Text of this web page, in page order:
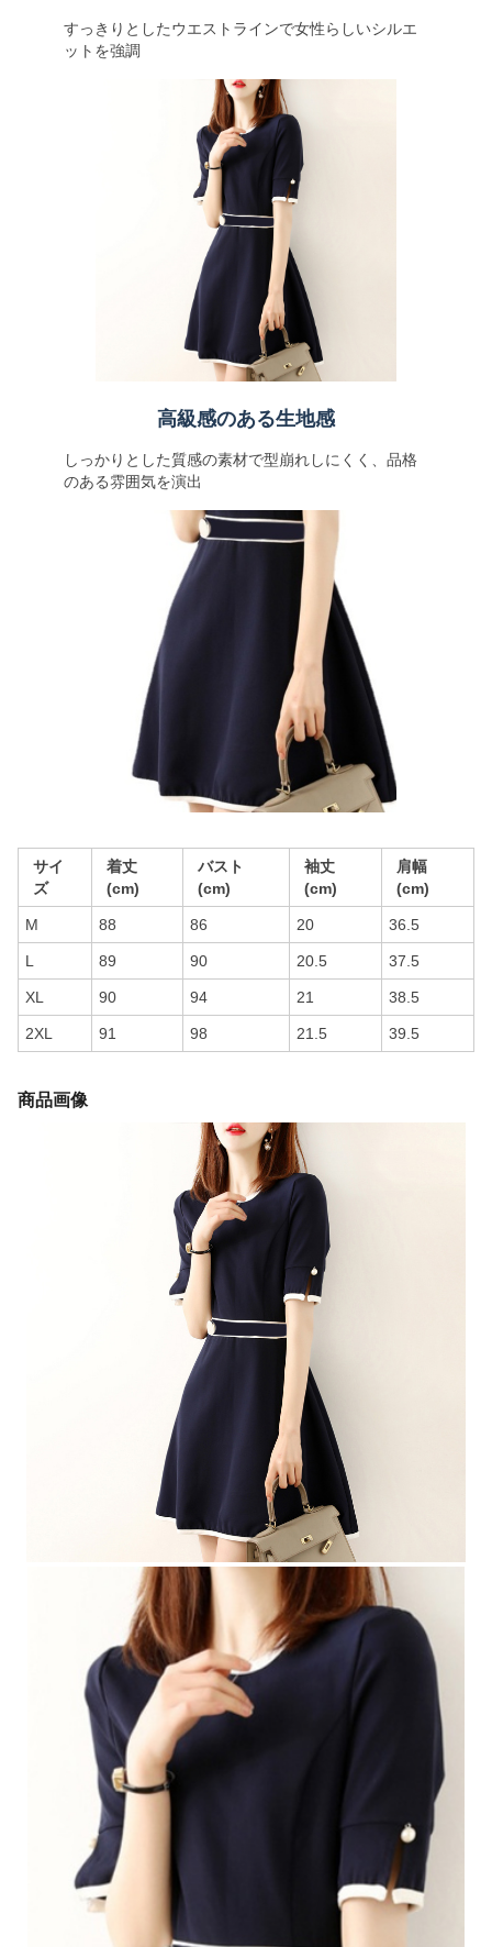
すっきりとしたウエストラインで女性らしいシルエ
ットを強調
高級感のある生地感
しっかりとした質感の素材で型崩れしにくく、品格
のある雰囲気を演出
サイ
ズ
着丈
(cm)
バスト
(cm)
袖丈
(cm)
肩幅
(cm)
M 88 86 20 36.5
L 89 90 20.5 37.5
XL 90 94 21 38.5
2XL 91 98 21.5 39.5
商品画像